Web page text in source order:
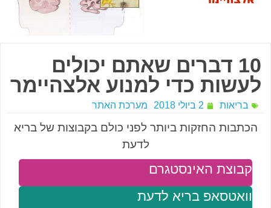
10 דברים שאתם יכולים
לעשות כדי למנוע אלצהיימר
בריאות 2 ביולי 2018 מערכת האתר
הכתבות החזקות ביותר לפני כולם בקבוצות של בריא
לדעת
וואטסאפ בריא לדעת
קבוצת האינסטגרם